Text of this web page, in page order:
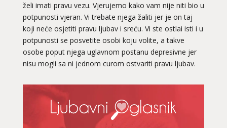
želi imati pravu vezu. Vjerujemo kako vam nije niti bio u
potpunosti vjeran. Vi trebate njega žaliti jer je on taj
koji neće osjetiti pravu ljubav i sreću. Vi ste ostlai isti i u
potpunosti se posvetite osobi koju volite, a takve
osobe poput njega uglavnom postanu depresivne jer
nisu mogli sa ni jednom curom ostvariti pravu ljubav.